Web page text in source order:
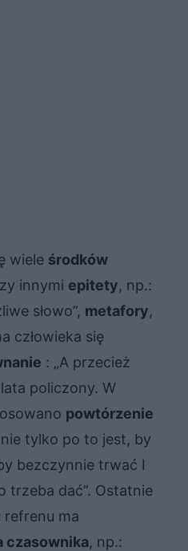
wiele środków
innymi epitety, np.:
słowo”, metafory,
człowieka się
: „A przecież
policzony. W
powtórzenie
nie tylko po to jest, by
bezczynnie trwać I
trzeba dać”. Ostatnie
refrenu ma
czasownika, np.: